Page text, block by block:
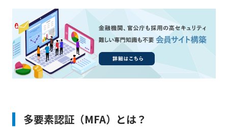
多要素認証（MFA）とは？